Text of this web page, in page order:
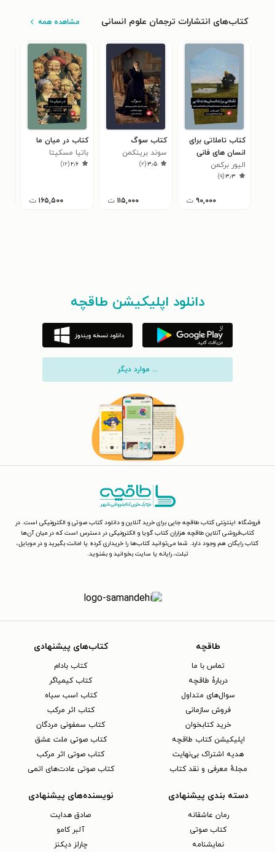
کتاب‌های انتشارات ترجمان علوم انسانی مشاهده همه
کتاب تاملاتی برای
انسان های فانی
الیور برکمن
۳٫۳(۹)
۹۰,۰۰۰ ت
کتاب سوگ
سوند برینکمن
۳٫۵(۲)
۱۱۵,۰۰۰ ت
کتاب در میان ما
باتیا مسکیتا
۲٫۶(۱۲)
۱۶۵,۵۰۰ ت
دانلود اپلیکیشن طاقچه
... موارد دیگر
فروشگاه اینترنتی کتاب طاقچه جایی برای خرید آنلاین و دانلود کتاب صوتی و الکترونیکی است. در
کتاب‌فروشی آنلاین طاقچه هزاران کتاب گویا و الکترونیکی در دسترس است که در میان آن‌ها
کتاب رایگان هم وجود دارد. شما می‌توانید کتاب‌ها را خریداری کرده یا امانت بگیرید و در موبایل،
تبلت، رایانه یا سایت بخوانید و بشنوید.
طاقچه
تماس با ما
دربارهٔ طاقچه
سوال‌های متداول
فروش سازمانی
خرید کتابخوان
اپلیکیشن کتاب طاقچه
هدیه اشتراک بی‌نهایت
مجلهٔ معرفی و نقد کتاب
کتاب‌های پیشنهادی
کتاب بادام
کتاب کیمیاگر
کتاب اسب سیاه
کتاب اثر مرکب
کتاب سمفونی مردگان
کتاب صوتی ملت عشق
کتاب صوتی اثر مرکب
کتاب صوتی عادت‌های اتمی
دسته بندی پیشنهادی
رمان عاشقانه
کتاب‌ صوتی
نمایشنامه
نویسنده‌های پیشنهادی
صادق هدایت
آلبر کامو
چارلز دیکنز